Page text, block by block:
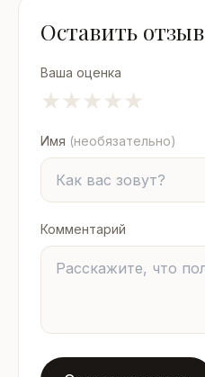
Оставить отзыв
Ваша оценка
★
★
★
★
★
Имя (необязательно)
Комментарий